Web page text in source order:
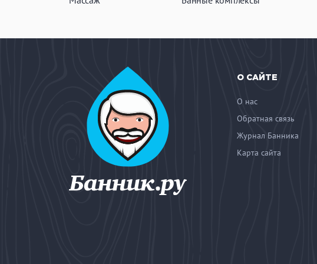
О САЙТЕ
О нас
Обратная связь
Журнал Банника
Карта сайта